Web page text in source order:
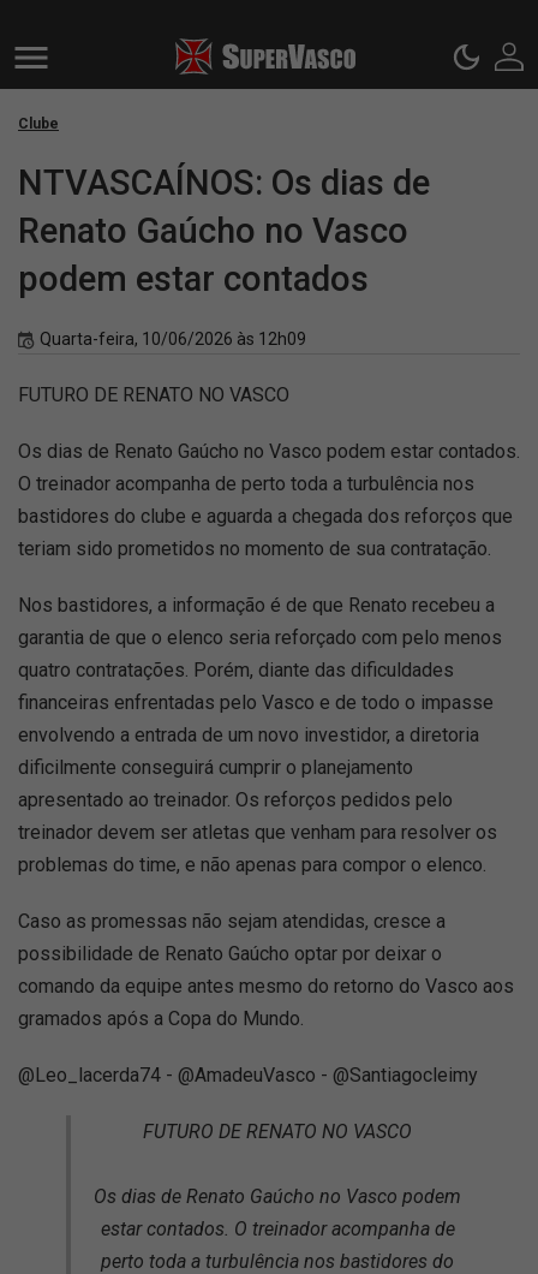
Clube
NTVASCAÍNOS: Os dias de
Renato Gaúcho no Vasco
podem estar contados
Quarta-feira, 10/06/2026 às 12h09
FUTURO DE RENATO NO VASCO
Os dias de Renato Gaúcho no Vasco podem estar contados.
O treinador acompanha de perto toda a turbulência nos
bastidores do clube e aguarda a chegada dos reforços que
teriam sido prometidos no momento de sua contratação.
Nos bastidores, a informação é de que Renato recebeu a
garantia de que o elenco seria reforçado com pelo menos
quatro contratações. Porém, diante das dificuldades
financeiras enfrentadas pelo Vasco e de todo o impasse
envolvendo a entrada de um novo investidor, a diretoria
dificilmente conseguirá cumprir o planejamento
apresentado ao treinador. Os reforços pedidos pelo
treinador devem ser atletas que venham para resolver os
problemas do time, e não apenas para compor o elenco.
Caso as promessas não sejam atendidas, cresce a
possibilidade de Renato Gaúcho optar por deixar o
comando da equipe antes mesmo do retorno do Vasco aos
gramados após a Copa do Mundo.
@Leo_lacerda74 - @AmadeuVasco - @Santiagocleimy
FUTURO DE RENATO NO VASCO
Os dias de Renato Gaúcho no Vasco podem
estar contados. O treinador acompanha de
perto toda a turbulência nos bastidores do